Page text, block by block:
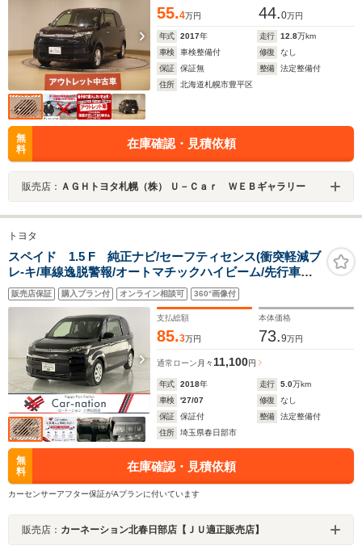
55.4万円 44.0万円
年式 2017年 走行 12.8万km
車検
車検整備付 修復
なし
保証
保証無 整備
法定整備付
住所
北海道札幌市豊平区
無
料
在庫確認・見積依頼
販売店： ＡＧＨトヨタ札幌（株） Ｕ－Ｃａｒ ＷＥＢギャラリー
トヨタ
スペイド 1.5 F 純正ナビ/セーフティセンス(衝突軽減ブ
レ-キ/車線逸脱警報/オートマチックハイビーム/先行車発
進告知)/フルセグTV/Bluetooth/ETC/スマートキー/フルセ
グTV/Bluetooth/ETC/撥水タイプセパレートシート
販売店保証 購入プラン付 オンライン相談可 360°画像付
支払総額
85.3万円
本体価格
73.9万円
通常ローン 月々 11,100円
年式 2018年 走行 5.0万km
車検
'27/07 修復
なし
保証
保証付 整備
法定整備付
住所
埼玉県春日部市
無
料
在庫確認・見積依頼
カーセンサーアフター保証がAプランに付いています
販売店： カーネーション北春日部店【ＪＵ適正販売店】